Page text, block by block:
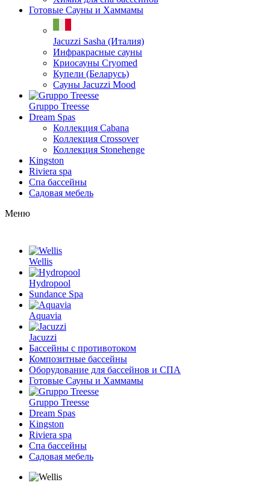
Готовые Сауны и Хаммамы
Jacuzzi Sasha (Италия)
Инфракрасные сауны
Криосауны Cryomed
Купели (Беларусь)
Сауны Jacuzzi Mood
Gruppo Treesse
Dream Spas
Коллекция Cabana
Коллекция Crossover
Коллекция Stonehenge
Kingston
Riviera spa
Спа бассейны
Садовая мебель
Меню
Wellis
Hydropool
Sundance Spa
Aquavia
Jacuzzi
Бассейны с противотоком
Композитные бассейны
Оборудование для бассейнов и СПА
Готовые Сауны и Хаммамы
Gruppo Treesse
Dream Spas
Kingston
Riviera spa
Спа бассейны
Садовая мебель